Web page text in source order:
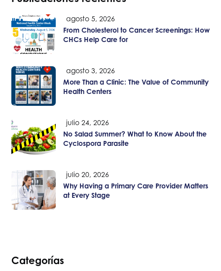
agosto 5, 2026
From Cholesterol to Cancer Screenings: How
CHCs Help Care for
agosto 3, 2026
More Than a Clinic: The Value of Community
Health Centers
julio 24, 2026
No Salad Summer? What to Know About the
Cyclospora Parasite
julio 20, 2026
Why Having a Primary Care Provider Matters
at Every Stage
Categorías